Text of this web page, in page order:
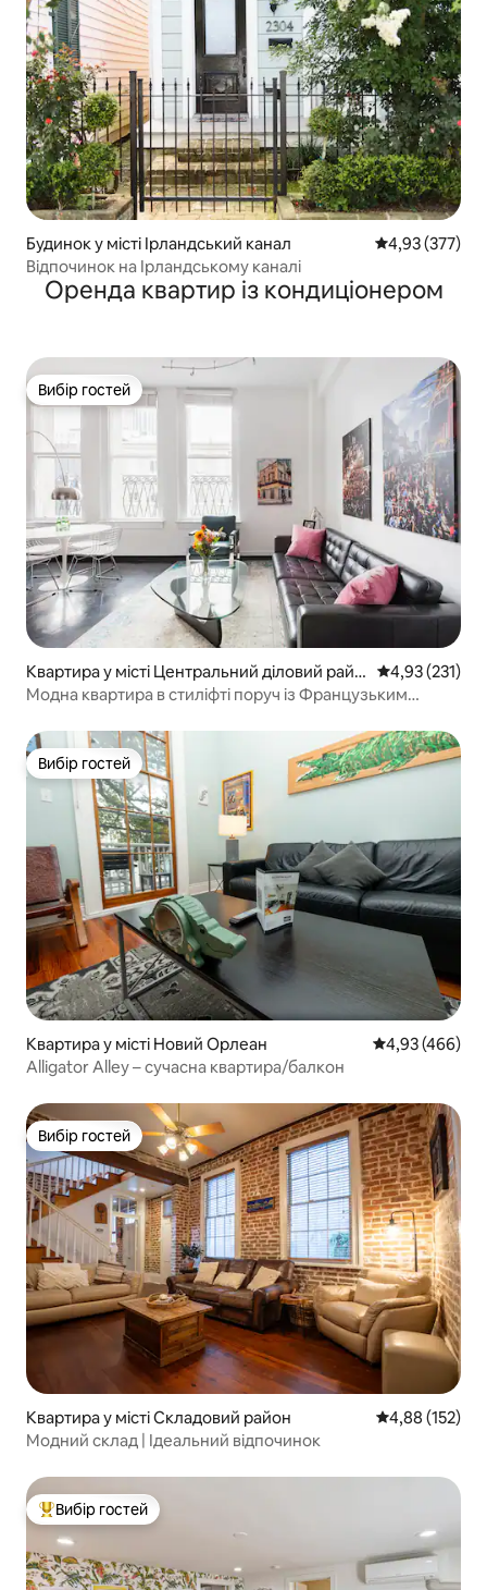
Будинок у місті Ірландський канал Середня
4,93 (377)
Відпочинок на Ірландському каналі
Оренда квартир із кондиціонером
Вибір гостей
Вибір гостей
Квартира у місті Центральний діловий райо
н
Середня
4,93 (231)
Модна квартира в стиліфті поруч із Французьким
Вибір гостей
Вибір гостей
Квартира у місті Новий Орлеан Середня
4,93 (466)
Alligator Alley – сучасна квартира/балкон
Вибір гостей
Вибір гостей
Квартира у місті Складовий район Середня
4,88 (152)
Модний склад | Ідеальний відпочинок
Топ вибір гостей
Вибір гостей